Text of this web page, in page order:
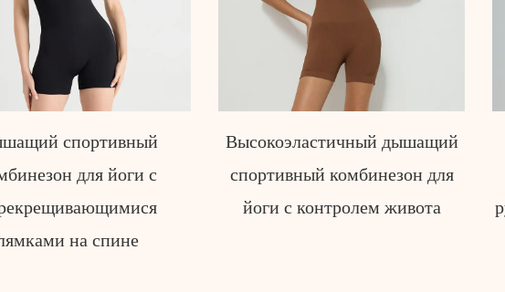
дышащий
комбинезон для
с контролем живота
Облегающий спортивный
комбинезон для йоги без
рукавов, идеально подходящий